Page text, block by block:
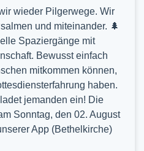
wieder Pilgerwege. Wir
und miteinander. 🌲
Spaziergänge mit
Bewusst einfach
mitkommen können,
haben.
jemanden ein! Die
Sonntag, den 02. August
App (Bethelkirche)